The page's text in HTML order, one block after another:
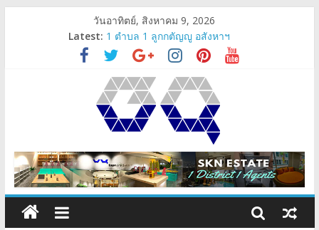
วันอาทิตย์, สิงหาคม 9, 2026
Latest: 1 ตำบล 1 ลูกกตัญญู อสังหาฯ
Angelo’z Lighting
ตรวจรับคอนโด-ตรวจรับห้อง
SKN Estate’s Sub-distinct Agent
gqpresent